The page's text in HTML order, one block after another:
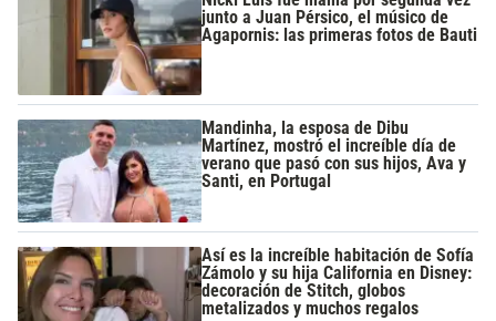
junto a Juan Pérsico, el músico de
Agapornis: las primeras fotos de Bauti
Mandinha, la esposa de Dibu
Martínez, mostró el increíble día de
verano que pasó con sus hijos, Ava y
Santi, en Portugal
Así es la increíble habitación de Sofía
Zámolo y su hija California en Disney:
decoración de Stitch, globos
metalizados y muchos regalos